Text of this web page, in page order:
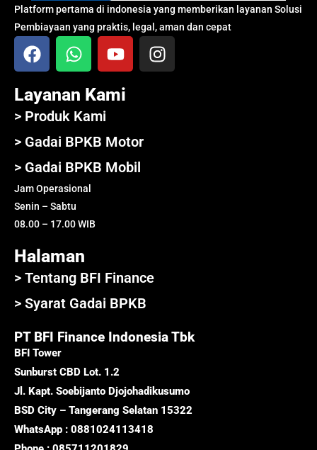
Platform pertama di indonesia yang memberikan layanan Solusi
Pembiayaan yang praktis, legal, aman dan cepat
Layanan Kami
> Produk Kami
> Gadai BPKB Motor
> Gadai BPKB Mobil
Jam Operasional
Senin – Sabtu
08.00 – 17.00 WIB
Halaman
> Tentang BFI Finance
> Syarat Gadai BPKB
PT BFI Finance Indonesia Tbk
BFI Tower
Sunburst CBD Lot. 1.2
Jl. Kapt. Soebijanto Djojohadikusumo
BSD City – Tangerang Selatan 15322
WhatsApp : 0881024113418